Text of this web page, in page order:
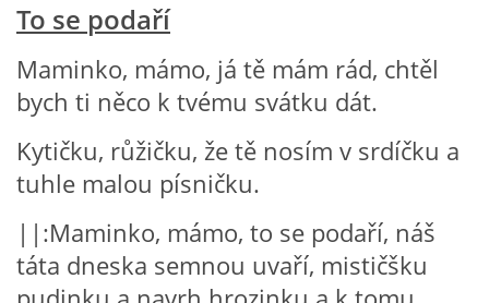
VZDĚLÁVACÍ BLOK PROSINEC
VZDĚLÁVACÍ BLOK LEDEN
VZDĚLÁVACÍ BLOK ÚNOR
VZDĚLÁVACÍ BLOK BŘEZEN
To se podaří
Maminko, mámo, já tě mám rád, chtěl
bych ti něco k tvému svátku dát.
Kytičku, růžičku, že tě nosím v srdíčku a
tuhle malou písničku.
||:Maminko, mámo, to se podaří, náš
táta dneska semnou uvaří, mističšku